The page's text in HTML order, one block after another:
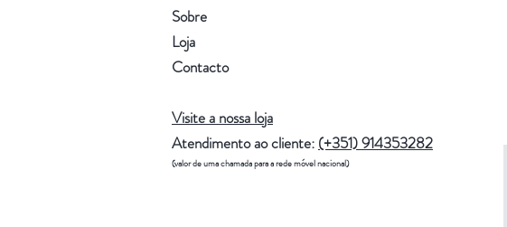
Sobre
Loja
Contacto
Visite a nossa loja
Atendimento ao cliente: (+351) 914353282
(valor de uma chamada para a rede móvel nacional)